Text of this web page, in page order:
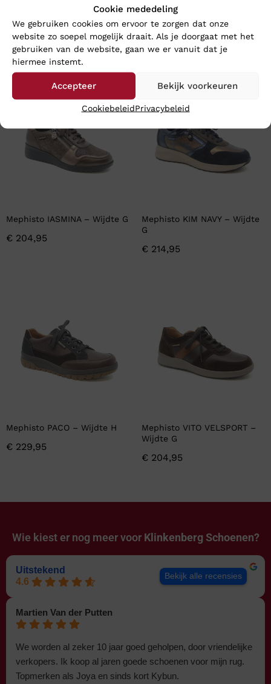
Cookie mededeling
We gebruiken cookies om ervoor te zorgen dat onze
website zo soepel mogelijk draait. Als je doorgaat met het
gebruiken van de website, gaan we er vanuit dat je
hiermee instemt.
Accepteer Bekijk voorkeuren
CookiebeleidPrivacybeleid
En wat vind u van deze?
Mephisto IASMINA – Wijdte G
€ 204,95
Mephisto KIM NAVY – Wijdte
G
€ 214,95
Mephisto PACO – Wijdte H
€ 229,95
Mephisto VITO VELSPORT –
Wijdte G
€ 204,95
Wie kiest er nog meer voor Klinkenberg Schoenen?
Uitstekend
4.6
Bekijk alle recensies
Martien Van der Putten
We worden al zeker 10 jaar goed geholpen, door vriendelijke
verkopers. Ik koop al jaren goede schoenen voor mijn rug.
Topmerken als Joya en sinds kort Kybun.